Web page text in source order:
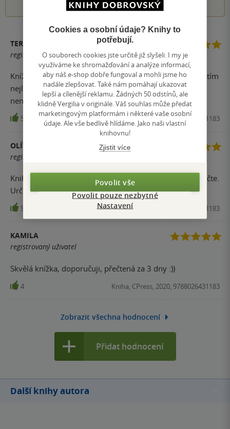
TEREZA CH.
registrovaný uživatel
Knížka je neskutečně čtivá, přečtená jedním dechem. Zatím
nejlepší kniha od Radky Zadinové. Mrzí mě, že autorka
není známější, protože tohle stojí za to. :-)
5 Kniha, CPress, 2020, 9788026431183
OLÍVIE
registrovaný uživatel
Knihu jsem přečetla hned. Je velmi krásná a výborně se čte.
Určitě doporučuji.
5 Kniha, CPress, 2020, 9788026431183
KAMILA
registrovaný uživatel
Skvělá knížka, doporučuji, přečtená za 3 dny :))
4 Kniha, CPress, 2020, 9788026431183
Zobrazit všechna hodnocení
Přidat hodnocení
Další knihy autora
Cookies a osobní údaje? Knihy to
potřebují.
O souborech cookies jste určitě již slyšeli. I my je
využíváme ke shromažďování a analýze informací,
aby náš e-shop dobře fungoval a mohli jsme ho
nadále zlepšovat. Také nám pomáhají ukazovat
lepší a cílenější reklamu. Žádných 50 odstínů, ale
klidně Vergilia v originále. Váš souhlas může předat
marketingovým platformám i některé vaše osobní
údaje. Ale vše bedlivě hlídáme. Jako naši vlastní
knihovnu!
Zjistit více
Povolit vše
Povolit pouze nezbytné
Nastavení